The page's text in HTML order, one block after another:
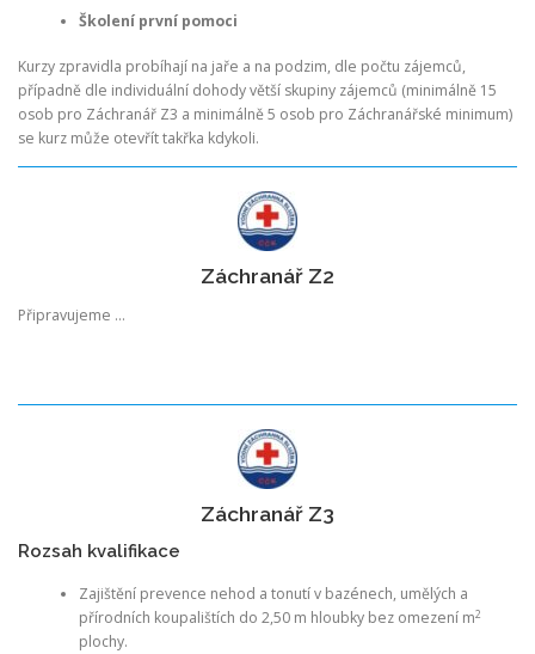
Školení první pomoci
Kurzy zpravidla probíhají na jaře a na podzim, dle počtu zájemců,
případně dle individuální dohody větší skupiny zájemců (minimálně 15
osob pro Záchranář Z3 a minimálně 5 osob pro Záchranářské minimum)
se kurz může otevřít takřka kdykoli.
Záchranář Z2
Připravujeme …
Záchranář Z3
Rozsah kvalifikace
Zajištění prevence nehod a tonutí v bazénech, umělých a
přírodních koupalištích do 2,50 m hloubky bez omezení m2
plochy.